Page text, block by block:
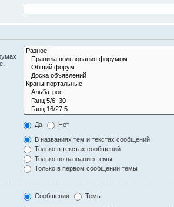
Да Нет
В названиях тем и текстах сообщений
Только в текстах сообщений
Только по названию темы
Только в первом сообщении темы
Сообщения Темы